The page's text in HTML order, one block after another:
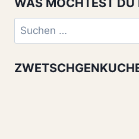
WAS MÖCHTEST DU
Suchen
nach: